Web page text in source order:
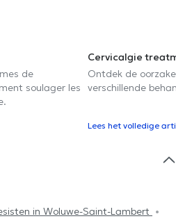
de
soulager les
Cervicalgie
Ontdek de
verschillende
Lees het volledige
in Woluwe-Saint-Lambert